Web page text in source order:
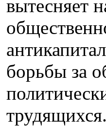
вытесняет
борьбы за